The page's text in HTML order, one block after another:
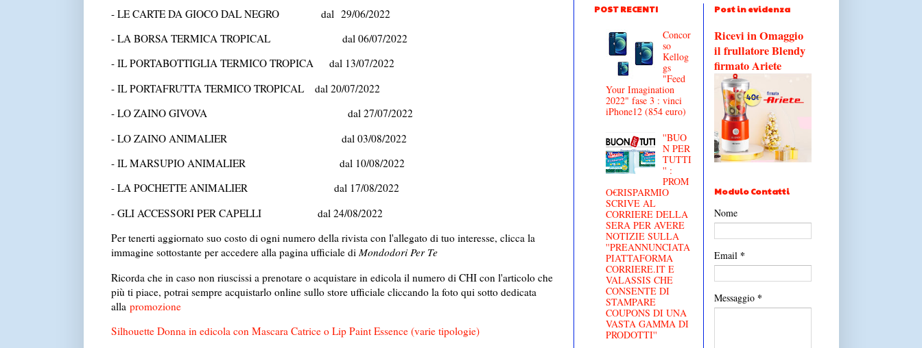
- LE CARTE DA GIOCO DAL NEGRO
dal 29/06/2022
- LA BORSA TERMICA TROPICAL
dal 06/07/2022
- IL PORTABOTTIGLIA TERMICO TROPICA dal 13/07/2022
- IL PORTAFRUTTA TERMICO TROPICAL
dal 20/07/2022
- LO ZAINO GIVOVA
dal 27/07/2022
- LO ZAINO ANIMALIER
dal 03/08/2022
- IL MARSUPIO ANIMALIER
dal 10/08/2022
- LA POCHETTE ANIMALIER dal 17/08/2022
- GLI ACCESSORI PER CAPELLI
dal 24/08/2022
Per tenerti aggiornato suo costo di ogni numero della rivista con l'allegato di tuo interesse, clicca la
immagine sottostante per accedere alla pagina ufficiale di Mondodori Per Te
Ricorda che in caso non riuscissi a prenotare o acquistare in edicola il numero di CHI con l'articolo che
più ti piace, potrai sempre acquistarlo online sullo store ufficiale cliccando la foto qui sotto dedicata
alla promozione
Silhouette Donna in edicola con Mascara Catrice o Lip Paint Essence (varie tipologie)
POST RECENTI
Concor
so
Kellog
gs
"Feed
Your Imagination
2022" fase 3 : vinci
iPhone12 (854 euro)
''BUO
N PER
TUTTI
'' :
PROM
O€RISPARMIO
SCRIVE AL
CORRIERE DELLA
SERA PER AVERE
NOTIZIE SULLA
''PREANNUNCIATA
PIATTAFORMA
CORRIERE.IT E
VALASSIS CHE
CONSENTE DI
STAMPARE
COUPONS DI UNA
VASTA GAMMA DI
PRODOTTI''
Post in evidenza
Ricevi in Omaggio
il frullatore Blendy
firmato Ariete
Modulo Contatti
Nome
Email *
Messaggio *